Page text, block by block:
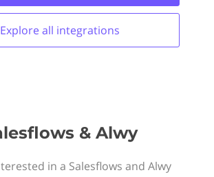
Explore all integrations
& Alwy
in a Salesflows and Alwy